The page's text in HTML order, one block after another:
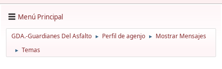
Menú Principal
GDA.-Guardianes Del Asfalto ► Perfil de agenjo ► Mostrar Mensajes
► Temas